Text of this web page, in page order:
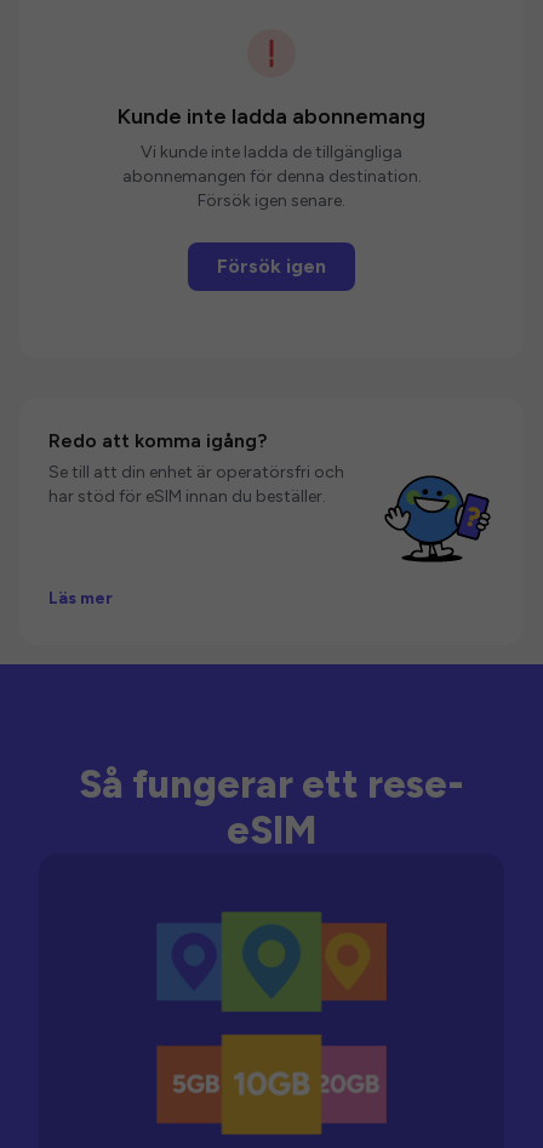
Kunde inte ladda abonnemang
Vi kunde inte ladda de tillgängliga
abonnemangen för denna destination.
Försök igen senare.
Försök igen
Redo att komma igång?
Se till att din enhet är operatörsfri och
har stöd för eSIM innan du beställer.
Läs mer
Så fungerar ett rese-
eSIM